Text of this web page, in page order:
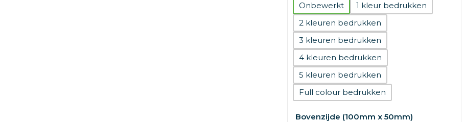
Onbewerkt
1
2
3
4
5
Full colour
Bovenzijde (100mm x 50mm)